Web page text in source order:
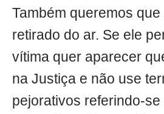
Também queremos
retirado do ar. Se ele
vítima quer aparecer
na Justiça e não use
pejorativos referindo-